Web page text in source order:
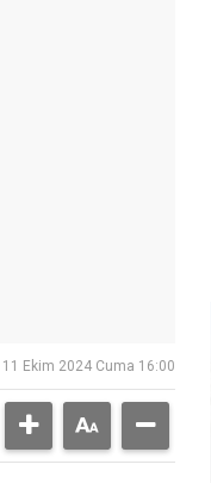
11 Ekim 2024 Cuma 16:00